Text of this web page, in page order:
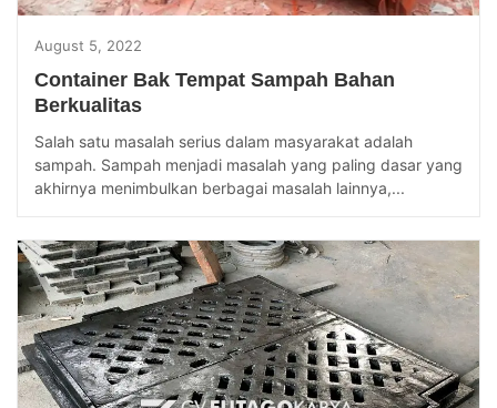
August 5, 2022
Container Bak Tempat Sampah Bahan
Berkualitas
Salah satu masalah serius dalam masyarakat adalah
sampah. Sampah menjadi masalah yang paling dasar yang
akhirnya menimbulkan berbagai masalah lainnya,...